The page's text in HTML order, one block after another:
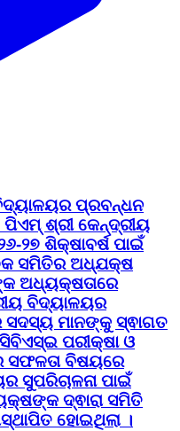
ପ୍ରବନ୍ଧନ
ଶ୍ରୀ କେନ୍ଦ୍ରୀୟ
୨୭ ଶିକ୍ଷାବର୍ଷ ପାଇଁ
ସମିତିର ଅଧ୍ଯକ୍ଷ
ଅଧ୍ୟକ୍ଷତାରେ
ବିଦ୍ୟାଳୟର
ମାନଙ୍କୁ ସ୍ଵାଗତ
ପରୀକ୍ଷା ଓ
ସଫଳତା ବିଷୟରେ
ସୁପରିଚାଳନା ପାଇଁ
ଦ୍ଵାରା ସମିତି
ହୋଇଥିଲା ।